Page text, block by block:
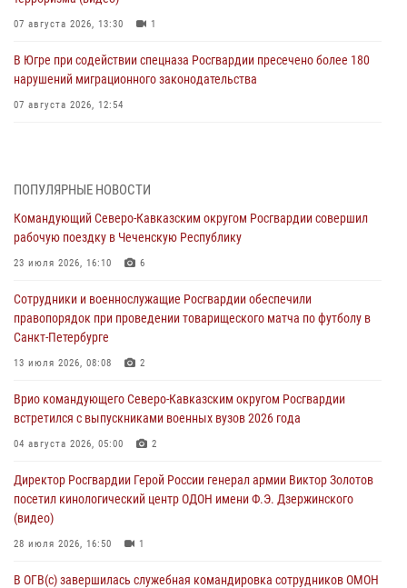
07 августа 2026, 13:30 1
В Югре при содействии спецназа Росгвардии пресечено более 180
нарушений миграционного законодательства
07 августа 2026, 12:54
Росгвардии (видео)
07 августа 2026, 12:20
ветераны военной контрразведки почтили память Николая
Кузнецова
07 августа 2026, 12:00
выпуска «Легенды армии с Александром Маршалом»
07 августа 2026, 12:00
Смольного собора в Санкт-Петербурге (видео)
3 1
ПОПУЛЯРНЫЕ НОВОСТИ
Командующий Северо-Кавказским округом Росгвардии совершил
рабочую поездку в Чеченскую Республику
23 июля 2026, 16:10 6
Сотрудники и военнослужащие Росгвардии обеспечили
правопорядок при проведении товарищеского матча по футболу в
Санкт-Петербурге
13 июля 2026, 08:08 2
Врио командующего Северо-Кавказским округом Росгвардии
встретился с выпускниками военных вузов 2026 года
04 августа 2026, 05:00 2
Директор Росгвардии Герой России генерал армии Виктор Золотов
посетил кинологический центр ОДОН имени Ф.Э. Дзержинского
(видео)
28 июля 2026, 16:50 1
В ОГВ(с) завершилась служебная командировка сотрудников ОМОН